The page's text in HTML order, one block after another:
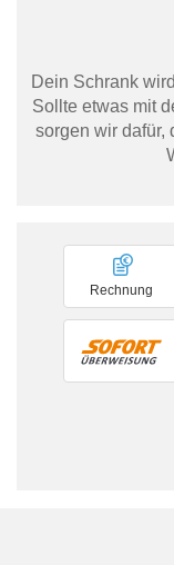
Dein Schrank
Sollte etwas mit
sorgen wir dafür,
Rechnung